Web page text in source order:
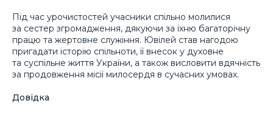
Під час урочистостей учасники спільно молилися
за сестер згромадження, дякуючи за їхню багаторічну
працю та жертовне служіння. Ювілей став нагодою
пригадати історію спільноти, її внесок у духовне
та суспільне життя України, а також висловити вдячність
за продовження місії милосердя в сучасних умовах.
Довідка